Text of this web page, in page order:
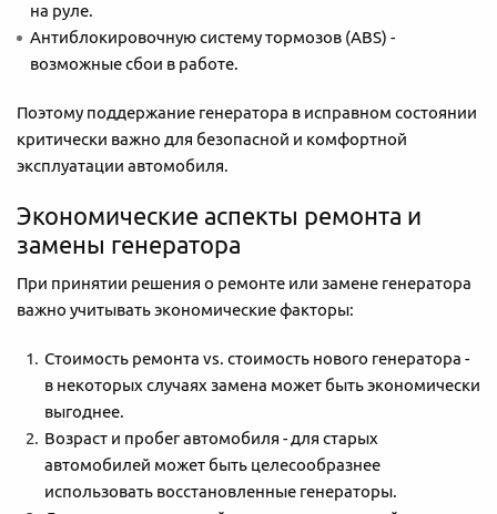
на руле.
Антиблокировочную систему тормозов (ABS) -
возможные сбои в работе.
Поэтому поддержание генератора в исправном состоянии
критически важно для безопасной и комфортной
эксплуатации автомобиля.
Экономические аспекты ремонта и
замены генератора
При принятии решения о ремонте или замене генератора
важно учитывать экономические факторы:
Стоимость ремонта vs. стоимость нового генератора -
в некоторых случаях замена может быть экономически
выгоднее.
Возраст и пробег автомобиля - для старых
автомобилей может быть целесообразнее
использовать восстановленные генераторы.